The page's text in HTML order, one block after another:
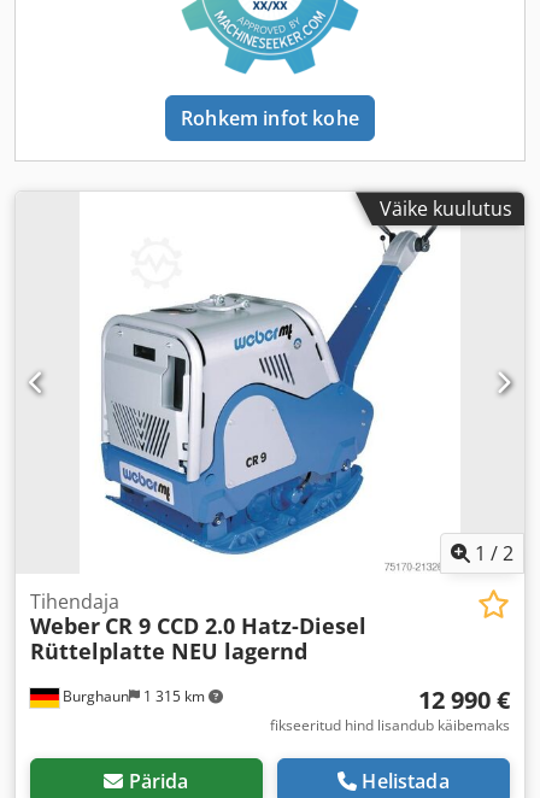
Rohkem infot kohe
Väike kuulutus
1 /2
Burghaun 1 315 km
Tihendaja
Weber CR 9 CCD 2.0 Hatz-Diesel
Rüttelplatte NEU lagernd
12 990 €
fikseeritud hind lisandub käibemaks
Pärida Helistada